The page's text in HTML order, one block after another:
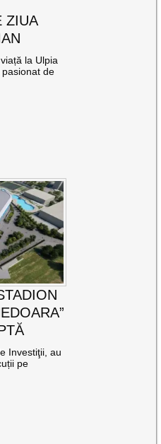
ZIUA
la Ulpia
de
Investiţii, au
pe